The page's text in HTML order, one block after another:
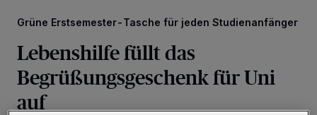
Grüne Erstsemester-Tasche für jeden Studienanfänger
Lebenshilfe füllt das
Begrüßungsgeschenk für Uni
auf